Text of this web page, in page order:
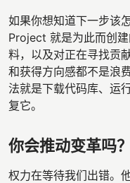
如果你想知道下一步该
Project 就是为此而创
料，以及对正在寻找贡
和获得方向感都不是浪
法就是下载代码库、运
复它。
你会推动变革吗？
权力在等待我们出错。